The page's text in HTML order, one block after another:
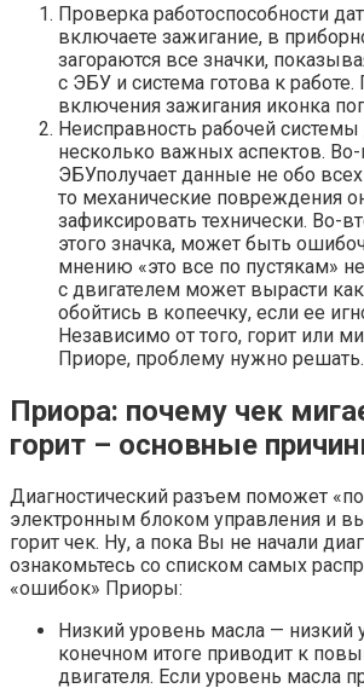
Проверка работоспособности
включаете зажигание, в
загораются все значки,
с ЭБУ и система готова к
включения зажигания иконка
Неисправность рабочей системы
несколько важных аспектов.
ЭБУполучает данные не обо
то механические повреждения
зафиксировать технически. Во-
этого значка, может быть
мнению «это все по пустякам»
с двигателем может вырасти
обойтись в копеечку, если ее
Независимо от того, горит или
Приоре, проблему нужно решать.
Приора: почему чек
горит – основные
Диагностический разъем поможет
электронным блоком управления и
горит чек. Ну, а пока Вы не начали
ознакомьтесь со списком самых
«ошибок» Приоры:
Низкий уровень масла — низкий
конечном итоге приводит к
двигателя. Если уровень масла